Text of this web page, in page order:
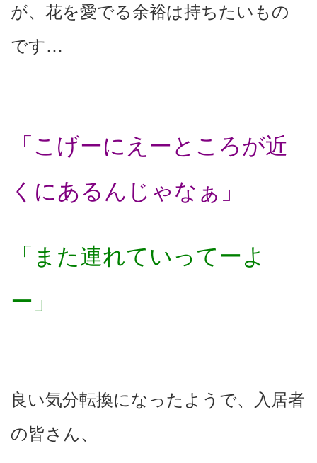
が、花を愛でる余裕は持ちたいもの
です…
「こげーにえーところが近
くにあるんじゃなぁ」
「また連れていってーよ
ー」
良い気分転換になったようで、入居者
の皆さん、